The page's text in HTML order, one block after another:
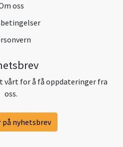
oss
vårt for å få oppdateringer fra
oss.
på nyhetsbrev